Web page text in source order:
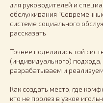
для руководителей и
обслуживания
системе социального
рассказать
Точнее поделились той
(индивидуального)
разрабатываем и
Как создать место, где
кто не пролез в узкое